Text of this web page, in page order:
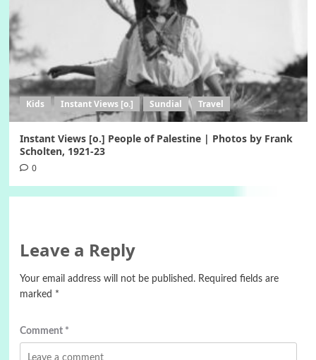
Kids Instant Views [o.] Sundial Travel
Instant Views [o.] People of Palestine | Photos by Frank
Scholten, 1921-23
0
Leave a Reply
Your email address will not be published. Required fields are
marked *
Comment *